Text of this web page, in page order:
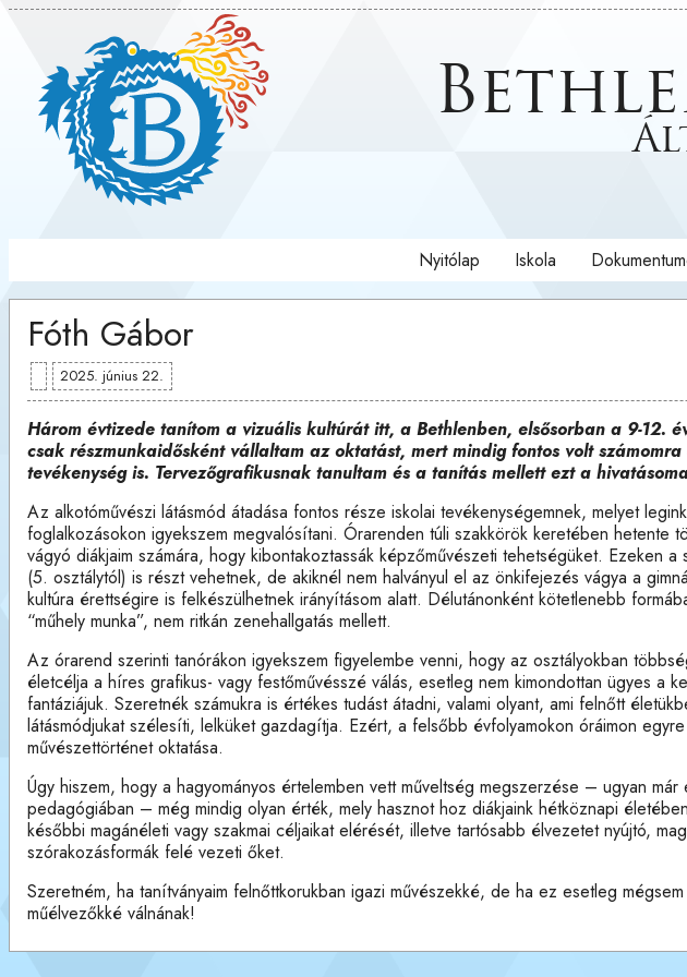
Nyitólap Iskola
Fóth Gábor
2025. június 22.
Három évtizede tanítom a vizuális kultúrát itt, a Bethlenben, elsősorban a 9-12.
csak részmunkaidősként vállaltam az oktatást, mert mindig fontos volt
tevékenység is. Tervezőgrafikusnak tanultam és a tanítás mellett ezt a
Az alkotóművészi látásmód átadása fontos része iskolai tevékenységemnek, melyet
foglalkozásokon igyekszem megvalósítani. Órarenden túli szakkörök keretében hetente
vágyó diákjaim számára, hogy kibontakoztassák képzőművészeti tehetségüket. Ezeken
(5. osztálytól) is részt vehetnek, de akiknél nem halványul el az önkifejezés vágya a
kultúra érettségire is felkészülhetnek irányításom alatt. Délutánonként kötetlenebb
“műhely munka”, nem ritkán zenehallgatás mellett.
Az órarend szerinti tanórákon igyekszem figyelembe venni, hogy az osztályokban
életcélja a híres grafikus- vagy festőművésszé válás, esetleg nem kimondottan ügyes a
fantáziájuk. Szeretnék számukra is értékes tudást átadni, valami olyant, ami felnőtt
látásmódjukat szélesíti, lelküket gazdagítja. Ezért, a felsőbb évfolyamokon óráimon
művészettörténet oktatása.
Úgy hiszem, hogy a hagyományos értelemben vett műveltség megszerzése – ugyan
pedagógiában – még mindig olyan érték, mely hasznot hoz diákjaink hétköznapi
későbbi magánéleti vagy szakmai céljaikat elérését, illetve tartósabb élvezetet nyújtó,
szórakozásformák felé vezeti őket.
Szeretném, ha tanítványaim felnőttkorukban igazi művészekké, de ha ez esetleg
műélvezőkké válnának!